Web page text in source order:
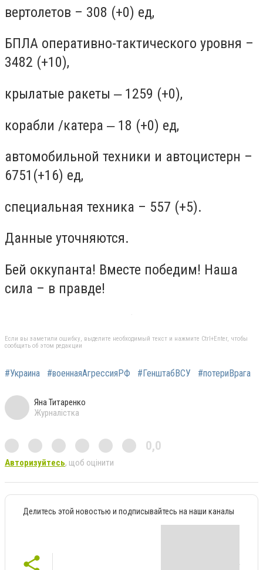
вертолетов – 308 (+0) ед,
БПЛА оперативно-тактического уровня –
3482 (+10),
крылатые ракеты ‒ 1259 (+0),
корабли /катера ‒ 18 (+0) ед,
автомобильной техники и автоцистерн –
6751(+16) ед,
специальная техника – 557 (+5).
Данные уточняются.
Бей оккупанта! Вместе победим! Наша
сила – в правде!
Если вы заметили ошибку, выделите необходимый текст и нажмите Ctrl+Enter, чтобы
сообщить об этом редакции
#Украина #военнаяАгрессияРФ #ГенштабВСУ #потериВрага
Яна Титаренко
Журналістка
0,0
Авторизуйтесь, щоб оцінити
Делитесь этой новостью и подписывайтесь на наши каналы